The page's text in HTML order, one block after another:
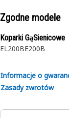
Zgodne modele
Koparki GąSienicowe
EL200BE200B
Informacje o
Zasady zwrotów